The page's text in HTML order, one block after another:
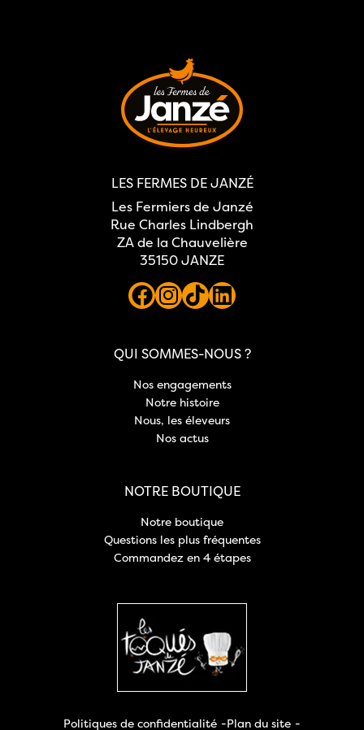
LES FERMES DE JANZÉ
Les Fermiers de Janzé
Rue Charles Lindbergh
ZA de la Chauvelière
35150 JANZE
QUI SOMMES-NOUS ?
Nos engagements
Notre histoire
Nous, les éleveurs
Nos actus
NOTRE BOUTIQUE
Notre boutique
Questions les plus fréquentes
Commandez en 4 étapes
Politiques de confidentialité Plan du site